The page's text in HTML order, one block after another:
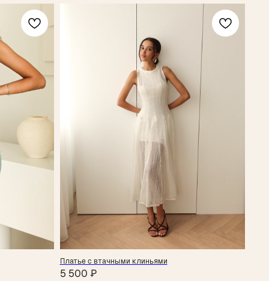
Платье с втачными клиньями
5 500 ₽